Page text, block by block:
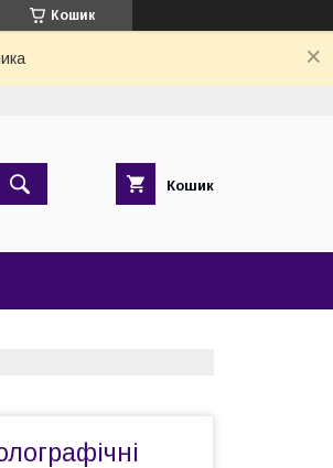
Кошик
Кошик